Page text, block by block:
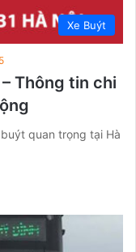
Xe Buýt
Thông tin chi
quan trọng tại Hà